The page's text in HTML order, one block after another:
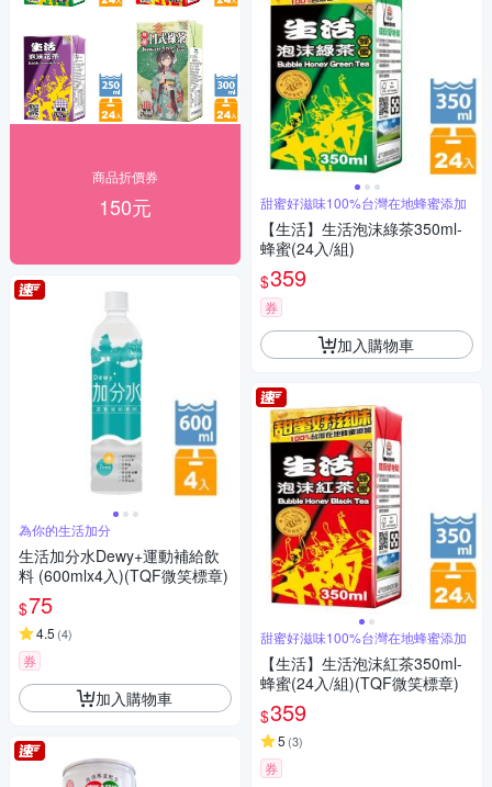
商品折價券
150元
為你的生活加分
生活加分水Dewy+運動補給飲
料 (600mlx4入)(TQF微笑標章)
$75
4.5 (4)
券
加入購物車
甜蜜好滋味100%台灣在地蜂蜜添加
【生活】生活泡沫綠茶350ml-
蜂蜜(24入/組)
$359
券
加入購物車
甜蜜好滋味100%台灣在地蜂蜜添加
【生活】生活泡沫紅茶350ml-
蜂蜜(24入/組)(TQF微笑標章)
$359
5 (3)
券